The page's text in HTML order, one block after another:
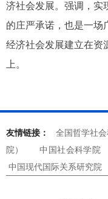
济社会发展。强调，实
的庄严承诺，也是一场
经济社会发展建立在资
上。
友情链接： 全国哲学社
院）
中国社会科学院
中国现代国际关系研究院